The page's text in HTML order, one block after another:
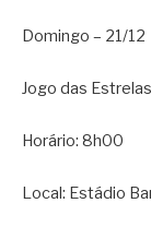
Domingo – 21/12
Jogo das
Horário: 8h00
Local: Estádio